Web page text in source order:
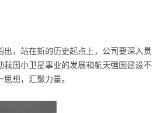
，站在新的历史起点上，公司要深入贯
国小卫星事业的发展和航天强国建设不
想，汇聚力量。